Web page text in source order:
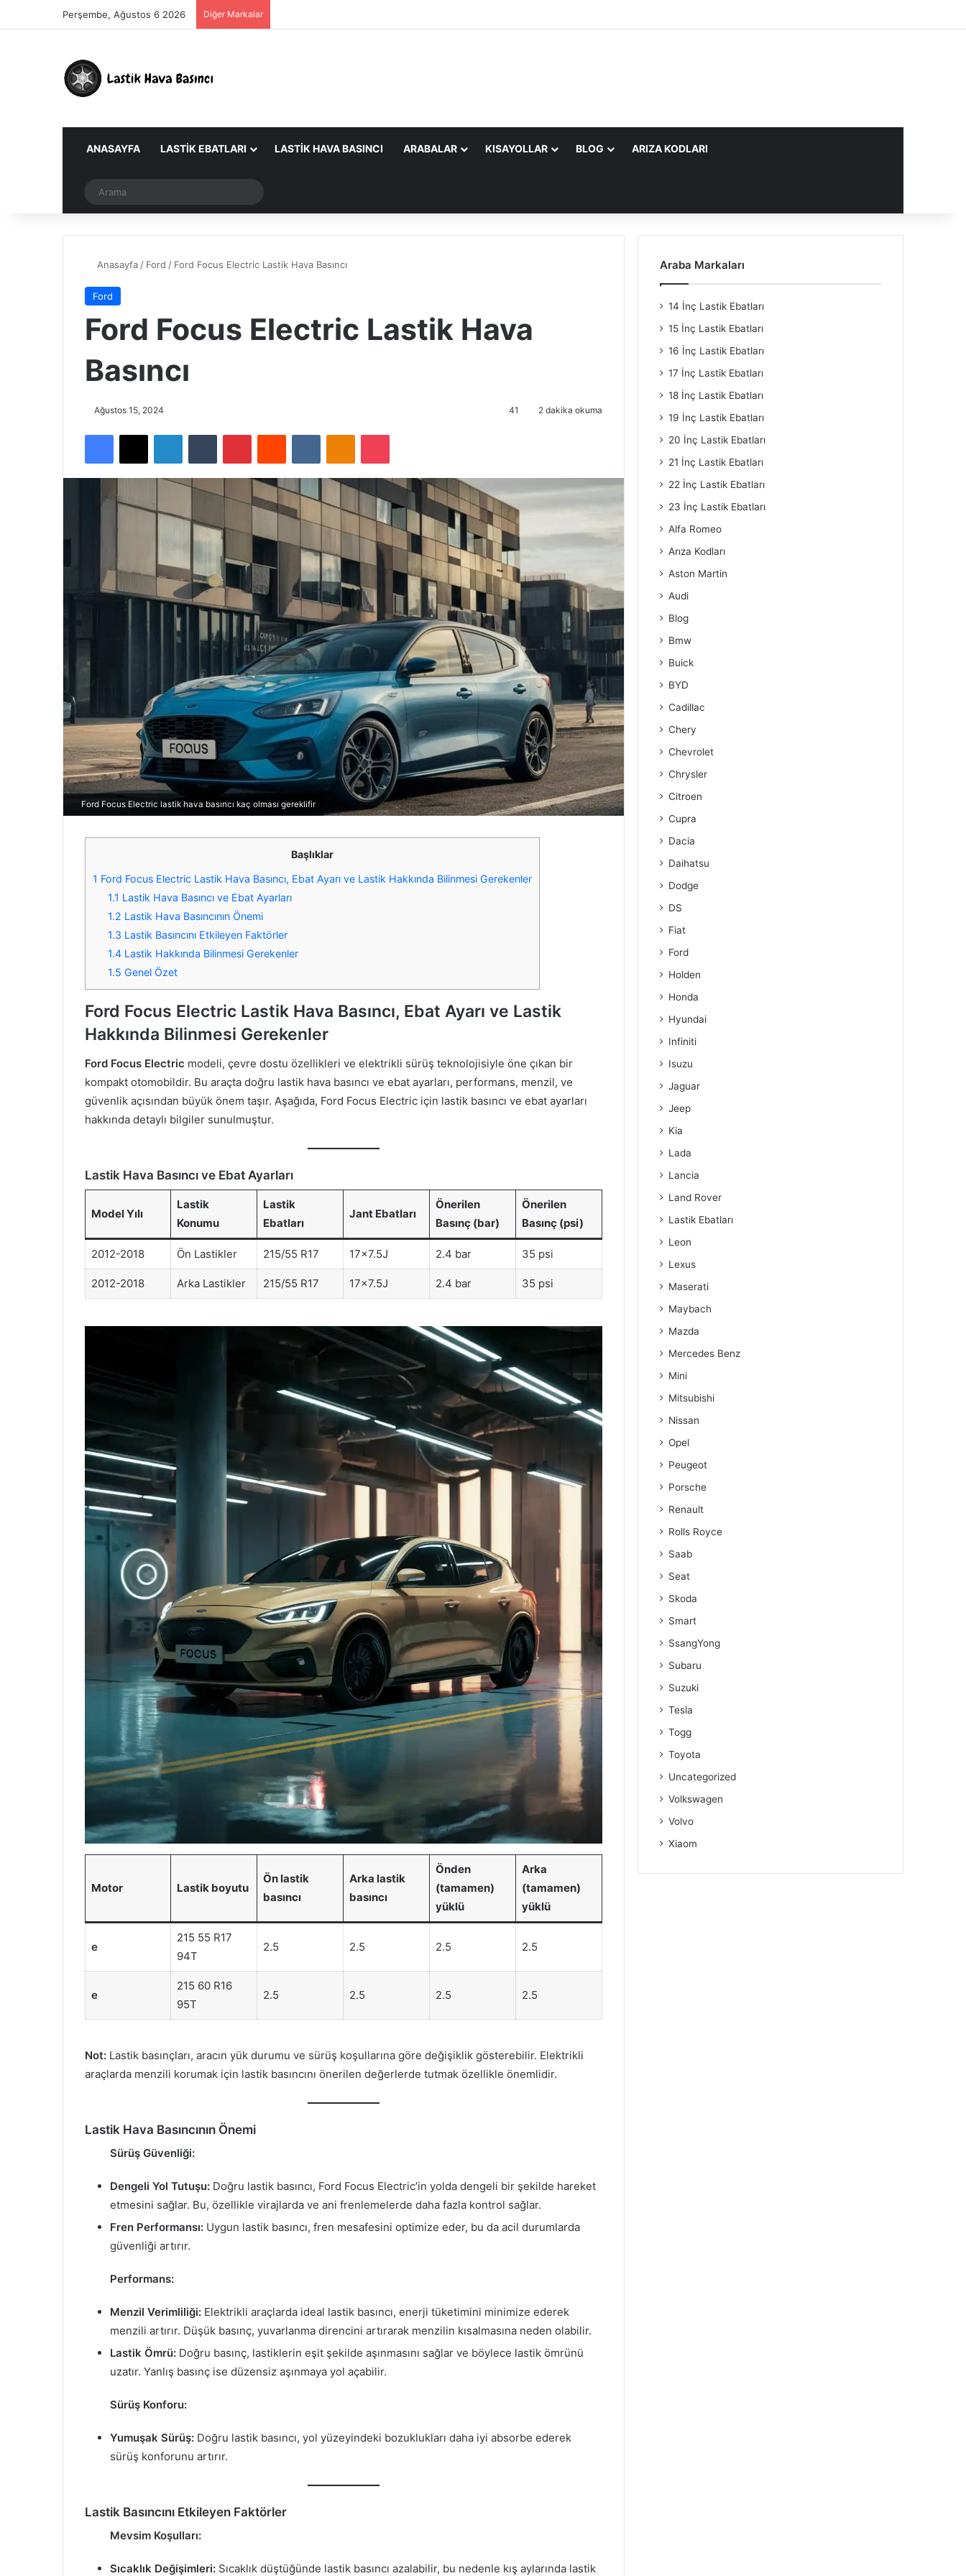
Perşembe, Ağustos 6 2026 Diğer Markalar
ANASAYFA LASTIK EBATLARI LASTIK HAVA BASINCI ARABALAR KISAYOLLAR BLOG ARIZA KODLARI
Dış görünümü değiştir
Anasayfa / Ford / Ford Focus Electric Lastik Hava Basıncı
Ford
Ford Focus Electric Lastik Hava
Basıncı
Ağustos 15, 2024 41 2 dakika okuma
Facebook
X LinkedInTumblr PinterestReddit VKontakteOdnoklassniki
Pocket
Ford Focus Electric lastik hava basıncı kaç olması gereklifir
Başlıklar
1 Ford Focus Electric Lastik Hava Basıncı, Ebat Ayarı ve Lastik Hakkında Bilinmesi Gerekenler
1.1 Lastik Hava Basıncı ve Ebat Ayarları
1.2 Lastik Hava Basıncının Önemi
1.3 Lastik Basıncını Etkileyen Faktörler
1.4 Lastik Hakkında Bilinmesi Gerekenler
1.5 Genel Özet
Ford Focus Electric Lastik Hava Basıncı, Ebat Ayarı ve Lastik
Hakkında Bilinmesi Gerekenler
Ford Focus Electric modeli, çevre dostu özellikleri ve elektrikli sürüş teknolojisiyle öne çıkan bir
kompakt otomobildir. Bu araçta doğru lastik hava basıncı ve ebat ayarları, performans, menzil, ve
güvenlik açısından büyük önem taşır. Aşağıda, Ford Focus Electric için lastik basıncı ve ebat ayarları
hakkında detaylı bilgiler sunulmuştur.
Lastik Hava Basıncı ve Ebat Ayarları
Model Yılı
Lastik
Konumu
Lastik
Ebatları
Jant Ebatları
Önerilen
Basınç (bar)
Önerilen
Basınç (psi)
2012-2018 Ön Lastikler 215/55 R17 17×7.5J 2.4 bar 35 psi
2012-2018 Arka Lastikler 215/55 R17 17×7.5J 2.4 bar 35 psi
Motor Lastik boyutu
Ön lastik
basıncı
Arka lastik
basıncı
Önden
(tamamen)
yüklü
Arka
(tamamen)
yüklü
e
215 55 R17
94T
2.5 2.5 2.5 2.5
e
215 60 R16
95T
2.5 2.5 2.5 2.5
Not: Lastik basınçları, aracın yük durumu ve sürüş koşullarına göre değişiklik gösterebilir. Elektrikli
araçlarda menzili korumak için lastik basıncını önerilen değerlerde tutmak özellikle önemlidir.
Lastik Hava Basıncının Önemi
Sürüş Güvenliği:
Dengeli Yol Tutuşu: Doğru lastik basıncı, Ford Focus Electric’in yolda dengeli bir şekilde hareket
etmesini sağlar. Bu, özellikle virajlarda ve ani frenlemelerde daha fazla kontrol sağlar.
Fren Performansı: Uygun lastik basıncı, fren mesafesini optimize eder, bu da acil durumlarda
güvenliği artırır.
Performans:
Menzil Verimliliği: Elektrikli araçlarda ideal lastik basıncı, enerji tüketimini minimize ederek
menzili artırır. Düşük basınç, yuvarlanma direncini artırarak menzilin kısalmasına neden olabilir.
Lastik Ömrü: Doğru basınç, lastiklerin eşit şekilde aşınmasını sağlar ve böylece lastik ömrünü
uzatır. Yanlış basınç ise düzensiz aşınmaya yol açabilir.
Sürüş Konforu:
Yumuşak Sürüş: Doğru lastik basıncı, yol yüzeyindeki bozuklukları daha iyi absorbe ederek
sürüş konforunu artırır.
Lastik Basıncını Etkileyen Faktörler
Mevsim Koşulları:
Sıcaklık Değişimleri: Sıcaklık düştüğünde lastik basıncı azalabilir, bu nedenle kış aylarında lastik
Araba Markaları
14 İnç Lastik Ebatları
15 İnç Lastik Ebatları
16 İnç Lastik Ebatları
17 İnç Lastik Ebatları
18 İnç Lastik Ebatları
19 İnç Lastik Ebatları
20 İnç Lastik Ebatları
21 İnç Lastik Ebatları
22 İnç Lastik Ebatları
23 İnç Lastik Ebatları
Alfa Romeo
Arıza Kodları
Aston Martin
Audi
Blog
Bmw
Buick
BYD
Cadillac
Chery
Chevrolet
Chrysler
Citroen
Cupra
Dacia
Daihatsu
Dodge
DS
Fiat
Ford
Holden
Honda
Hyundai
Infiniti
Isuzu
Jaguar
Jeep
Kia
Lada
Lancia
Land Rover
Lastik Ebatları
Leon
Lexus
Maserati
Maybach
Mazda
Mercedes Benz
Mini
Mitsubishi
Nissan
Opel
Peugeot
Porsche
Renault
Rolls Royce
Saab
Seat
Skoda
Smart
SsangYong
Subaru
Suzuki
Tesla
Togg
Toyota
Uncategorized
Volkswagen
Volvo
Xiaom